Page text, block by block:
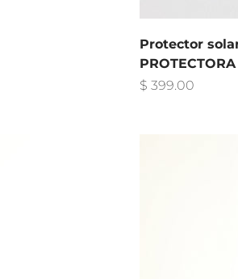
Protector
Precio de oferta
$ 399.00